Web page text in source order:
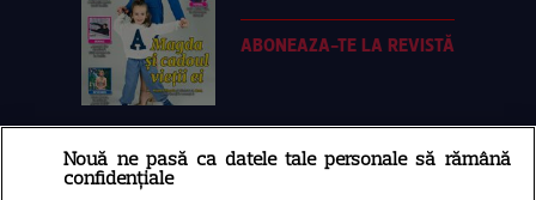
ABONEAZA-TE LA REVISTĂ
Libertatea
Nouă ne pasă ca datele tale personale să rămână
confidențiale